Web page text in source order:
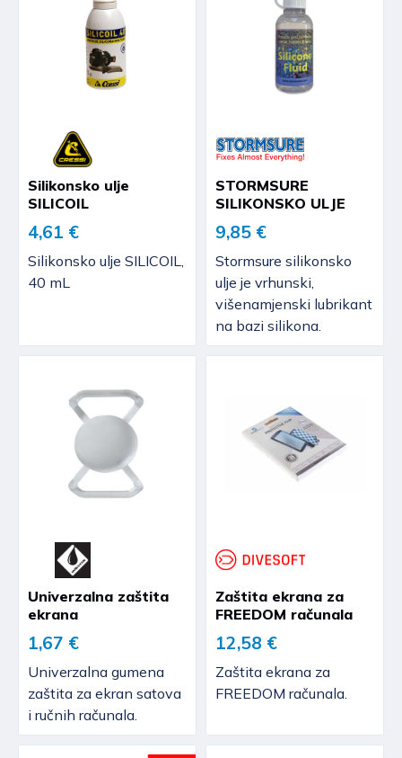
Silikonsko ulje
SILICOIL
4,61 €
Silikonsko ulje SILICOIL,
40 mL
STORMSURE
SILIKONSKO ULJE
9,85 €
Stormsure silikonsko
ulje je vrhunski,
višenamjenski lubrikant
na bazi silikona.
Univerzalna zaštita
ekrana
1,67 €
Univerzalna gumena
zaštita za ekran satova
i ručnih računala.
Zaštita ekrana za
FREEDOM računala
12,58 €
Zaštita ekrana za
FREEDOM računala.